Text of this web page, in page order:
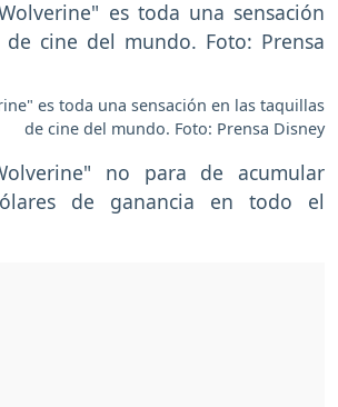
es toda una sensación en las taquillas
de cine del mundo. Foto: Prensa Disney
no para de acumular
de ganancia en todo el